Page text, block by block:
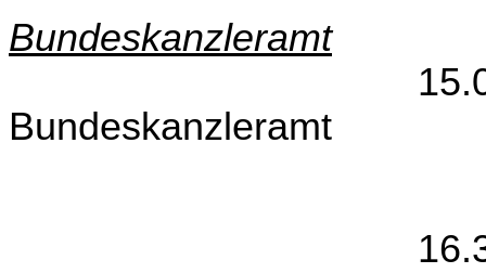
Bundeskanzleramt
15.00 –
Bundeskanzleramt
16.30 –